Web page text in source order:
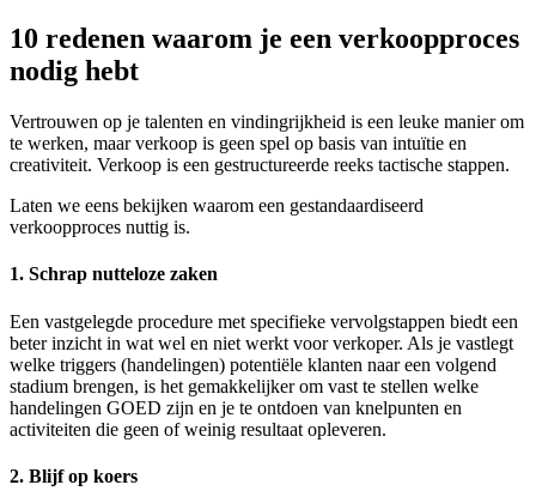
10 redenen waarom je een verkoopproces
nodig hebt
Vertrouwen op je talenten en vindingrijkheid is een leuke manier om
te werken, maar verkoop is geen spel op basis van intuïtie en
creativiteit. Verkoop is een gestructureerde reeks tactische stappen.
Laten we eens bekijken waarom een gestandaardiseerd
verkoopproces nuttig is.
1. Schrap nutteloze zaken
Een vastgelegde procedure met specifieke vervolgstappen biedt een
beter inzicht in wat wel en niet werkt voor verkoper. Als je vastlegt
welke triggers (handelingen) potentiële klanten naar een volgend
stadium brengen, is het gemakkelijker om vast te stellen welke
handelingen GOED zijn en je te ontdoen van knelpunten en
activiteiten die geen of weinig resultaat opleveren.
2. Blijf op koers